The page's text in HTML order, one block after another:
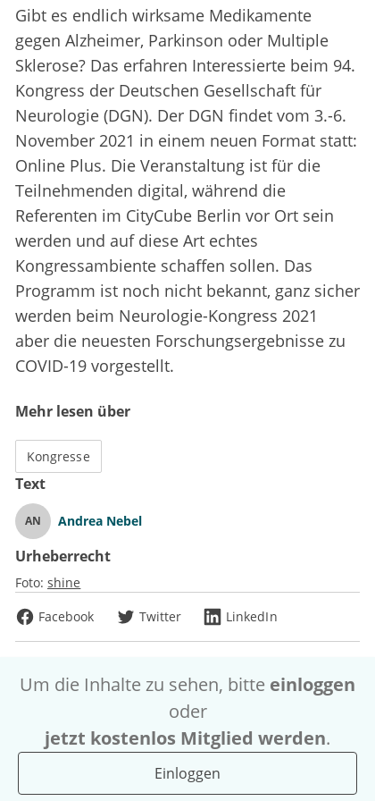
Gibt es endlich wirksame Medikamente
gegen Alzheimer, Parkinson oder Multiple
Sklerose? Das erfahren Interessierte beim 94.
Kongress der Deutschen Gesellschaft für
Neurologie (DGN). Der DGN findet vom 3.-6.
November 2021 in einem neuen Format statt:
Online Plus. Die Veranstaltung ist für die
Teilnehmenden digital, während die
Referenten im CityCube Berlin vor Ort sein
werden und auf diese Art echtes
Kongressambiente schaffen sollen. Das
Programm ist noch nicht bekannt, ganz sicher
werden beim Neurologie-Kongress 2021
aber die neuesten Forschungsergebnisse zu
COVID-19 vorgestellt.
Mehr lesen über
Kongresse
Text
AN Andrea Nebel
Urheberrecht
Foto: shine
Facebook
Twitter LinkedIn
Um die Inhalte zu sehen, bitte einloggen
oder
jetzt kostenlos Mitglied werden.
Einloggen